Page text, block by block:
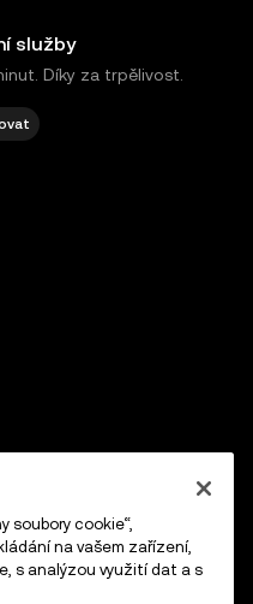
služby
Díky za trpělivost.
soubory cookie“,
na vašem zařízení,
s analýzou využití dat a s